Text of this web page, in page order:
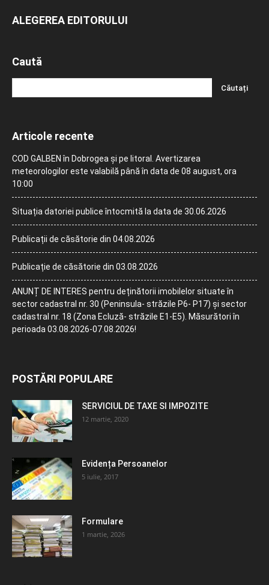
ALEGEREA EDITORULUI
Caută
Articole recente
COD GALBEN în Dobrogea și pe litoral. Avertizarea
meteorologilor este valabilă până în data de 08 august, ora
10:00
Situația datoriei publice întocmită la data de 30.06.2026
Publicații de căsătorie din 04.08.2026
Publicație de căsătorie din 03.08.2026
ANUNȚ DE INTERES pentru deținătorii imobilelor situate în
sector cadastral nr. 30 (Peninsula- străzile P6- P17) și sector
cadastral nr. 18 (Zona Ecluză- străzile E1-E5). Măsurători în
perioada 03.08.2026-07.08.2026!
POSTĂRI POPULARE
SERVICIUL DE TAXE SI IMPOZITE
12 martie, 2020
Evidența Persoanelor
5 iulie, 2017
Formulare
1 martie, 2026